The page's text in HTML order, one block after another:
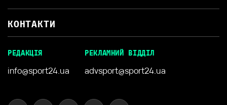
КОНТАКТИ
РЕДАКЦІЯ
info@sport24.ua
РЕКЛАМНИЙ ВІДДІЛ
advsport@sport24.ua